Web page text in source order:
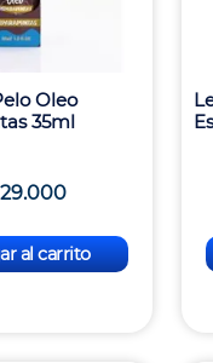
Oleo
35ml
29.000
al carrito